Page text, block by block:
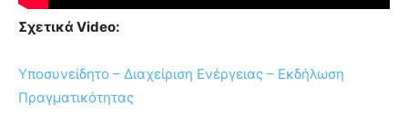
Σχετικά Video:
Υποσυνείδητο – Διαχείριση Ενέργειας – Εκδήλωση
Πραγματικότητας